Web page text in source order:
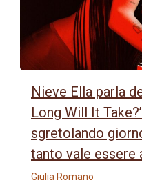
Nieve Ella parla
Long Will It
sgretolando
tanto vale essere
Giulia Romano